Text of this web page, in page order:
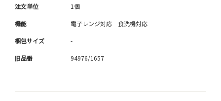
注文単位 1個
機能 電子レンジ対応 食洗機対応
梱包サイズ -
旧品番 94976/1657